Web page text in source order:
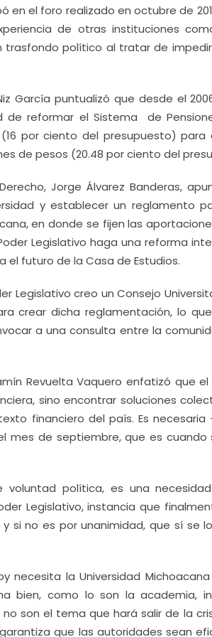
en el foro realizado en octubre de
de otras instituciones
trasfondo político al tratar de
García puntualizó que desde el
de reformar el Sistema de
por ciento del presupuesto)
de pesos (20.48 por ciento del
Jorge Álvarez Banderas,
y establecer un reglamento
en donde se fijen las
Legislativo haga una reforma
el futuro de la Casa de Estudios.
Legislativo creo un Consejo
crear dicha reglamentación, lo
a una consulta entre la
Revuelta Vaquero enfatizó que
sino encontrar soluciones
financiero del país. Es
mes de septiembre, que es
voluntad política, es una
Legislativo, instancia que
si no es por unanimidad, que sí se
necesita la Universidad
bien, como lo son la academia,
son el tema que hará salir de la
que las autoridades sean